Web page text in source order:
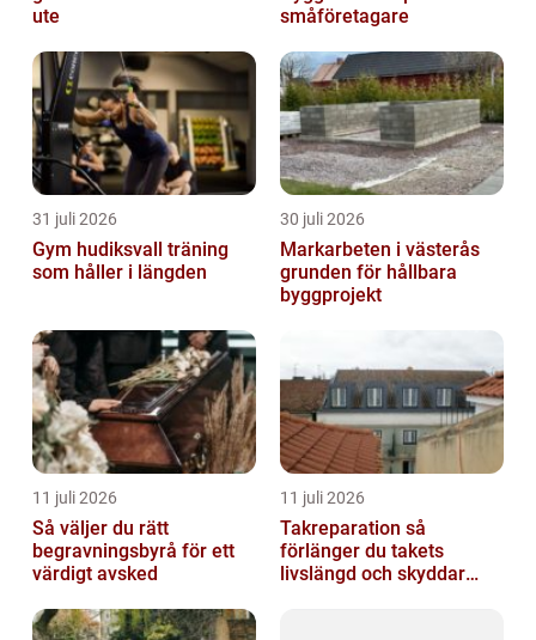
ute
småföretagare
31 juli 2026
Gym hudiksvall träning
som håller i längden
30 juli 2026
Markarbeten i västerås
grunden för hållbara
byggprojekt
11 juli 2026
Så väljer du rätt
begravningsbyrå för ett
värdigt avsked
11 juli 2026
Takreparation så
förlänger du takets
livslängd och skyddar